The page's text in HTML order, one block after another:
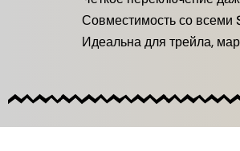
Совместимость со всеми
Идеальна для трейла,